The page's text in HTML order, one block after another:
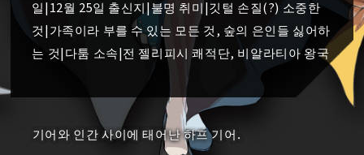
일|12월 25일 출신지|불명 취미|깃털 손질(?) 소중한
것|가족이라 부를 수 있는 모든 것, 숲의 은인들 싫어하
는 것|다툼 소속|전 젤리피시 쾌적단, 비알라티아 왕국
기어와 인간 사이에 태어난 하프 기어.